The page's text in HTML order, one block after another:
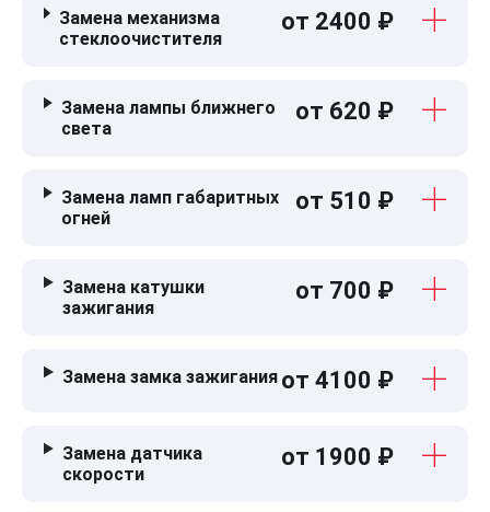
Замена механизма
стеклоочистителя
от 2400 ₽
Замена лампы ближнего
света
от 620 ₽
Замена ламп габаритных
огней
от 510 ₽
Замена катушки
зажигания
от 700 ₽
Замена замка зажигания от 4100 ₽
Замена датчика
скорости
от 1900 ₽